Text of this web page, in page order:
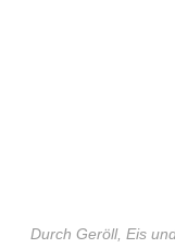
Durch Geröll, Eis